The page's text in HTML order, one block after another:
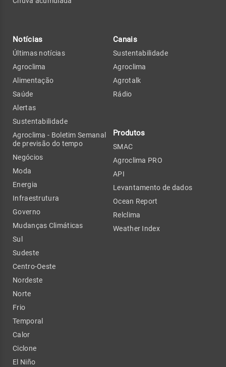
Notícias
Últimas notícias
Agroclima
Alimentação
Saúde
Alertas
Sustentabilidade
Agroclima - Boletim Semanal
de previsão do tempo
Negócios
Moda
Energia
Infraestrutura
Governo
Mudanças Climáticas
Sul
Sudeste
Centro-Oeste
Nordeste
Norte
Frio
Temporal
Calor
Ciclone
El Niño
Canais
Sustentabilidade
Agroclima
Agrotalk
Rádio
Produtos
SMAC
Agroclima PRO
API
Levantamento de dados
Ocean Report
Relclima
Weather Index